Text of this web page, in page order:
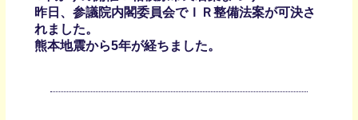
昨日、参議院内閣委員会でＩＲ整備法案が可決さ
れました。
熊本地震から5年が経ちました。